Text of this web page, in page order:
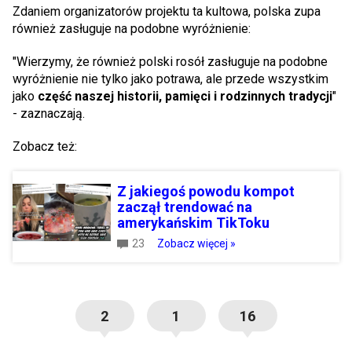
Zdaniem organizatorów projektu ta kultowa, polska zupa
również zasługuje na podobne wyróżnienie:
"Wierzymy, że również polski rosół zasługuje na podobne
wyróżnienie nie tylko jako potrawa, ale przede wszystkim
jako część naszej historii, pamięci i rodzinnych tradycji"
- zaznaczają.
Zobacz też:
Z jakiegoś powodu kompot
zaczął trendować na
amerykańskim TikToku
23 Zobacz więcej »
2 1 16